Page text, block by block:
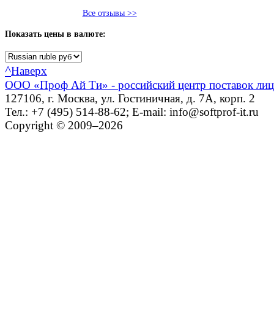
Все отзывы >>
Показать цены в валюте:
^Наверх
ООО «Проф Ай Ти» - российский центр поставок
127106, г. Москва, ул. Гостиничная, д. 7А, корп. 2
Тел.: +7 (495) 514-88-62; E-mail: info@softprof-it.ru
Copyright © 2009–2026